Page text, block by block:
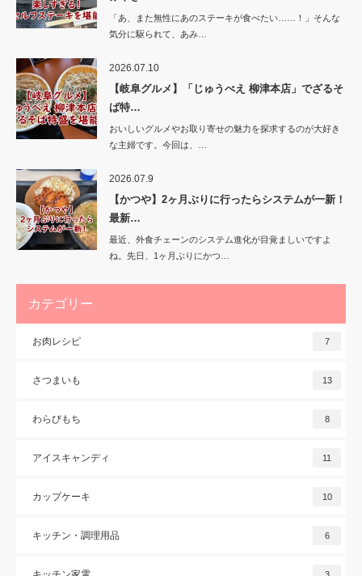
「あ、また無性にあのステーキが食べたい……！」そんな
気分に駆られて、あみ…
2026.07.10
【岐阜グルメ】「じゅうべえ 柳津本店」でざるそ
ば特…
おいしいグルメやお取り寄せの魅力を探求するのが大好き
な主婦です。今回は、…
2026.07.9
【かつや】2ヶ月ぶりに行ったらシステムが一新！
最新…
最近、外食チェーンのシステム進化が目覚ましいですよ
ね。先日、1ヶ月ぶりにかつ…
カテゴリー
お肉レシピ 7
さつまいも 13
わらびもち 8
アイスキャンディ 11
カップケーキ 10
キッチン・調理用品 6